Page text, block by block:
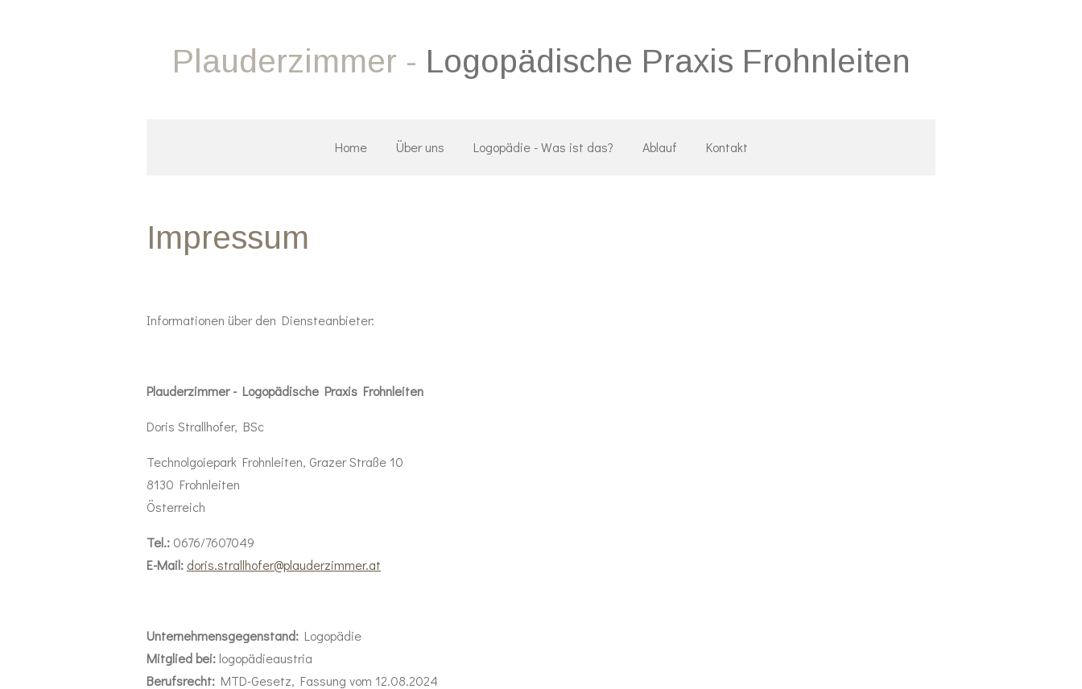
Plauderzimmer - Logopädische Praxis Frohnleiten
Home Über uns Logopädie - Was ist das? Ablauf Kontakt
Impressum
Informationen über den Diensteanbieter:
Plauderzimmer - Logopädische Praxis Frohnleiten
Doris Strallhofer, BSc
Technolgoiepark Frohnleiten, Grazer Straße 10
8130 Frohnleiten
Österreich
Tel.: 0676/7607049
E-Mail: doris.strallhofer@plauderzimmer.at
Unternehmensgegenstand: Logopädie
Mitglied bei: logopädieaustria
Berufsrecht: MTD-Gesetz, Fassung vom 12.08.2024